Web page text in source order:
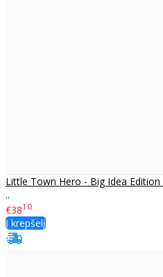
Little Town Hero - Big Idea
..
€3810
Į krepšelį